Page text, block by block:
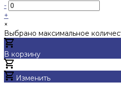
-
+
×
Выбрано максимальное
В корзину
Изменить